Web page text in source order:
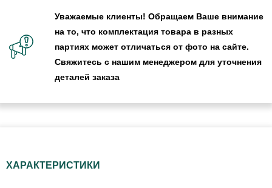
Уважаемые клиенты! Обращаем Ваше внимание
на то, что комплектация товара в разных
партиях может отличаться от фото на сайте.
Свяжитесь с нашим менеджером для уточнения
деталей заказа
ХАРАКТЕРИСТИКИ